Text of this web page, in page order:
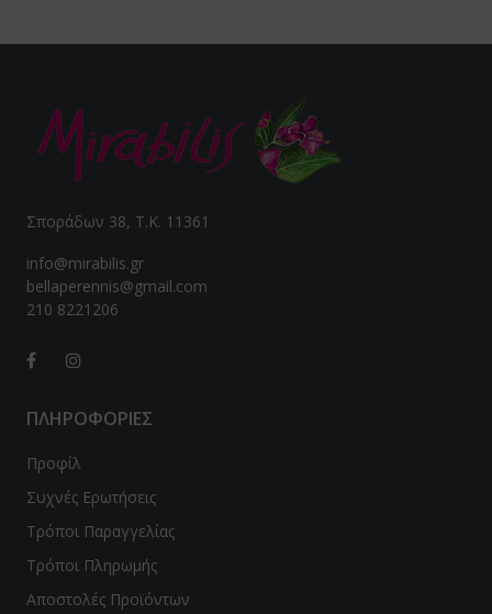
Σποράδων 38, Τ.Κ. 11361
info@mirabilis.gr
bellaperennis@gmail.com
210 8221206
ΠΛΗΡΟΦΟΡΙΕΣ
Προφίλ
Συχνές Ερωτήσεις
Τρόποι Παραγγελίας
Τρόποι Πληρωμής
Αποστολές Προϊόντων